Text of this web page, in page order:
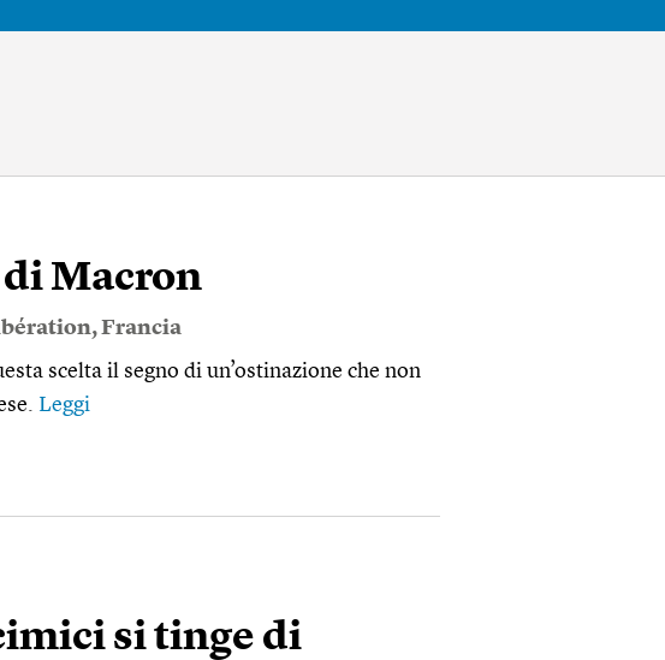
Macron
,Francia
scelta il segno di un’ostinazione che non
Leggi
si tinge di